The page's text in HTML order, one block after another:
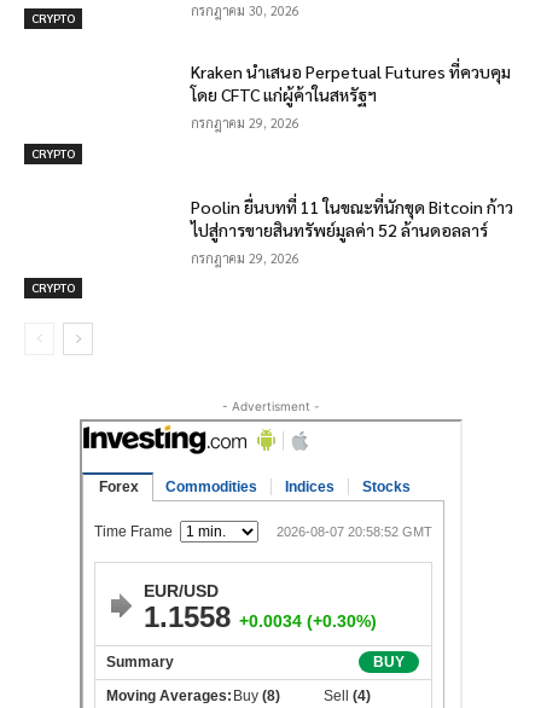
CRYPTO กรกฎาคม 30, 2026
CRYPTO
Kraken นำเสนอ Perpetual Futures ที่ควบคุม
โดย CFTC แก่ผู้ค้าในสหรัฐฯ
กรกฎาคม 29, 2026
CRYPTO
Poolin ยื่นบทที่ 11 ในขณะที่นักขุด Bitcoin ก้าว
ไปสู่การขายสินทรัพย์มูลค่า 52 ล้านดอลลาร์
กรกฎาคม 29, 2026
- Advertisment -